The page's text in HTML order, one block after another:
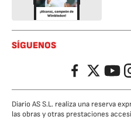
SÍGUENOS
FacebookTwitter
Diario AS S.L. realiza una reserva
las obras y otras prestaciones